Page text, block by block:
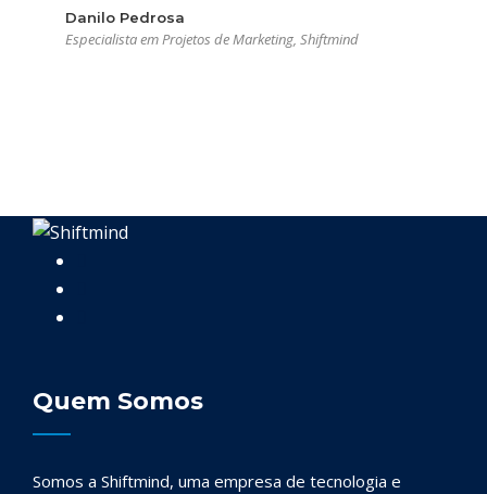
Danilo Pedrosa
Especialista em Projetos de Marketing, Shiftmind
Quem Somos
Somos a Shiftmind, uma empresa de tecnologia e